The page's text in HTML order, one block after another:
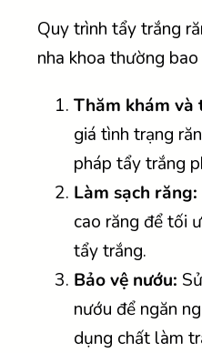
Quy trình tẩy trắng
nha khoa thường
Thăm khám và
giá tình trạng
pháp tẩy trắng
Làm sạch răng:
cao răng để tối
tẩy trắng.
Bảo vệ nướu:
nướu để ngăn
dụng chất làm